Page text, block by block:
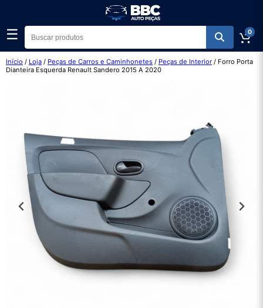
☰ 0
Início / Loja / Peças de Carros e Caminhonetes / Peças de Interior / Forro Porta
Dianteira Esquerda Renault Sandero 2015 A 2020